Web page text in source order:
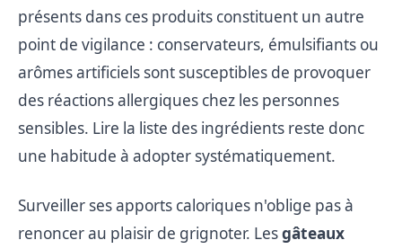
présents dans ces produits constituent un autre
point de vigilance : conservateurs, émulsifiants ou
arômes artificiels sont susceptibles de provoquer
des réactions allergiques chez les personnes
sensibles. Lire la liste des ingrédients reste donc
une habitude à adopter systématiquement.
Surveiller ses apports caloriques n'oblige pas à
renoncer au plaisir de grignoter. Lesgâteaux